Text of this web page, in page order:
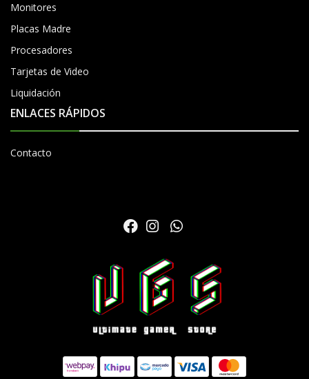
Monitores
Placas Madre
Procesadores
Tarjetas de Video
Liquidación
ENLACES RÁPIDOS
Contacto